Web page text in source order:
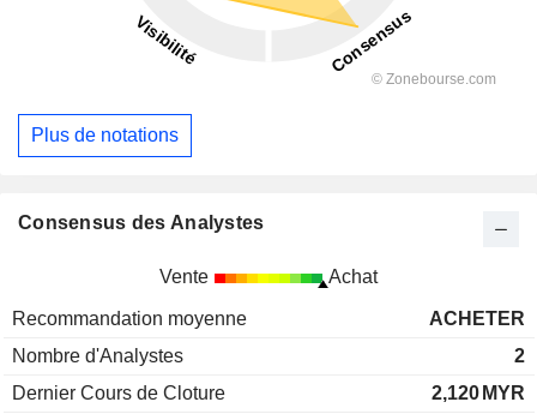
Plus de notations
Consensus des Analystes
Vente Achat
Recommandation moyenne
ACHETER
Nombre d'Analystes
2
Dernier Cours de Cloture
2,120 MYR